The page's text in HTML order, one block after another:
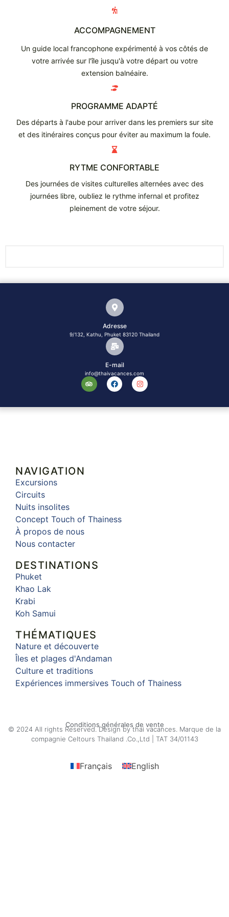
ACCOMPAGNEMENT
Un guide local francophone expérimenté à vos côtés de
votre arrivée sur l'île jusqu'à votre départ ou votre
extension balnéaire.
PROGRAMME ADAPTÉ
Des départs à l'aube pour arriver dans les premiers sur site
et des itinéraires conçus pour éviter au maximum la foule.
RYTME CONFORTABLE
Des journées de visites culturelles alternées avec des
journées libre, oubliez le rythme infernal et profitez
pleinement de votre séjour.
Adresse
9/132, Kathu, Phuket 83120 Thailand
E-mail
info@thaivacances.com
NAVIGATION
Excursions
Circuits
Nuits insolites
Concept Touch of Thainess
À propos de nous
Nous contacter
DESTINATIONS
Phuket
Khao Lak
Krabi
Koh Samui
THÉMATIQUES
Nature et découverte
Îles et plages d'Andaman
Culture et traditions
Expériences immersives Touch of Thainess
Conditions générales de vente
© 2024 All rights Reserved. Design by thai vacances. Marque de la
compagnie Celtours Thailand .Co.,Ltd | TAT 34/01143
Français English